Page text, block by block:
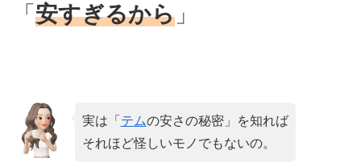
「 安すぎるから 」
実は「 テムの安さの秘密」を知れば
それほど怪しいモノでもないの。